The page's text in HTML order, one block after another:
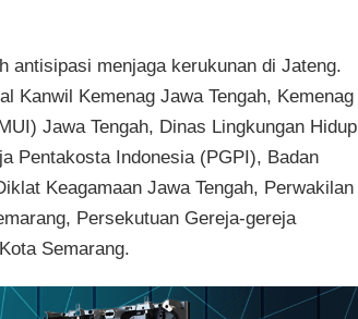
antisipasi menjaga kerukunan di Jateng.
Kanwil Kemenag Jawa Tengah, Kemenag
Jawa Tengah, Dinas Lingkungan Hidup
Pentakosta Indonesia (PGPI), Badan
Keagamaan Jawa Tengah, Perwakilan
Persekutuan Gereja-gereja
Semarang.